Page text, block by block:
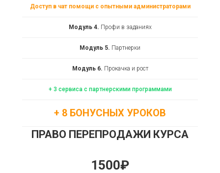
Доступ в чат помощи с опытными администраторами
Модуль 4. Профи в заданиях
Модуль 5. Партнерки
Модуль 6. Прокачка и рост
+ 3 сервиса с партнерскими программами
+ 8 БОНУСНЫХ УРОКОВ
ПРАВО ПЕРЕПРОДАЖИ КУРСА
1500₽